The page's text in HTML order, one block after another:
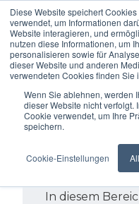
Diese Website speichert
verwendet, um Informationen
Website interagieren, und
nutzen diese Informationen, um
personalisieren sowie für
dieser Website und anderen
verwendeten Cookies finden Sie
Wenn Sie ablehnen, werden
dieser Website nicht verfolgt.
Cookie verwendet, um Ihre
speichern.
Cookie-Einstellungen
Unsere
zum
In diesem